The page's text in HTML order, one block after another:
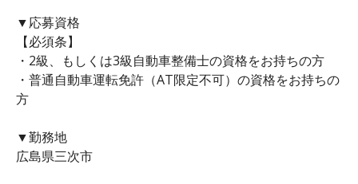
▼応募資格
【必須条】
・2級、もしくは3級自動車整備士の資格をお持ちの方
・普通自動車運転免許（AT限定不可）の資格をお持ちの
方
▼勤務地
広島県三次市